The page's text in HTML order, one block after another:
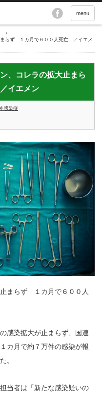
menu
らず １カ月で６００人死亡 ／イエメ
、コレラの拡大止まら
イエメン
感染症
止まらず １カ月で６００人
感染拡大が止まらず、国連
カ月で約７万件の感染が報
。
当者は「新たな感染疑いの